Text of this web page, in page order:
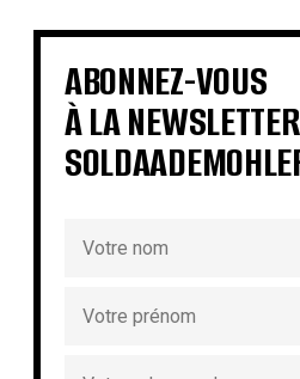
€
€€ €
ABONNEZ-VOUS
À LA NEWSLETTER